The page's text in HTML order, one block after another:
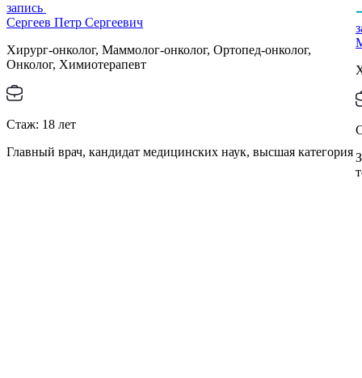
запись
Сергеев Петр Сергеевич
Хирург-онколог, Маммолог-онколог, Ортопед-онколог,
Онколог, Химиотерапевт
Стаж: 18 лет
Главный врач, кандидат медицинских наук, высшая категория